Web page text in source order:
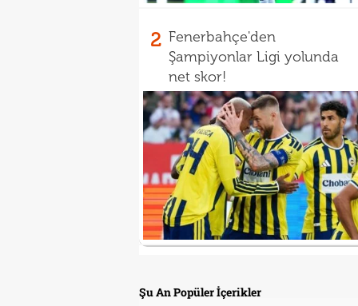
2 Fenerbahçe'den
Şampiyonlar Ligi yolunda
net skor!
Şu An Popüler İçerikler